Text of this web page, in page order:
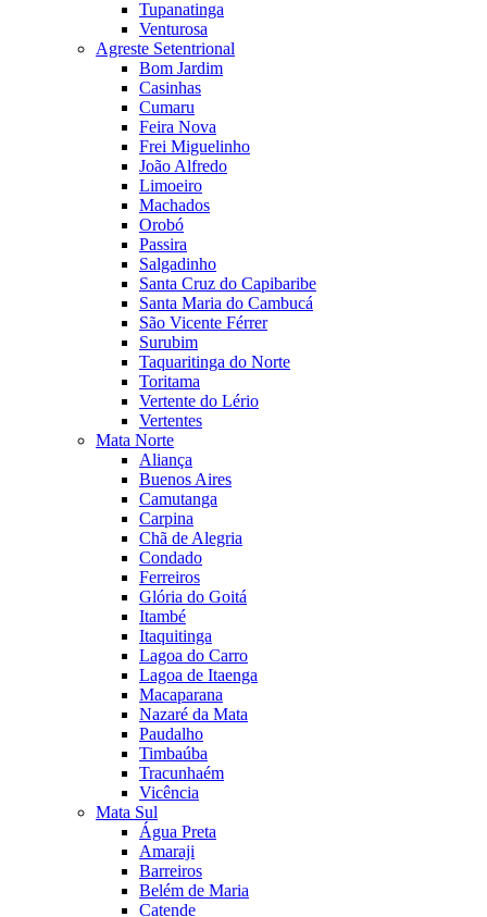
Tupanatinga
Venturosa
Agreste Setentrional
Bom Jardim
Casinhas
Cumaru
Feira Nova
Frei Miguelinho
João Alfredo
Limoeiro
Machados
Orobó
Passira
Salgadinho
Santa Cruz do Capibaribe
Santa Maria do Cambucá
São Vicente Férrer
Surubim
Taquaritinga do Norte
Toritama
Vertente do Lério
Vertentes
Mata Norte
Aliança
Buenos Aires
Camutanga
Carpina
Chã de Alegria
Condado
Ferreiros
Glória do Goitá
Itambé
Itaquitinga
Lagoa do Carro
Lagoa de Itaenga
Macaparana
Nazaré da Mata
Paudalho
Timbaúba
Tracunhaém
Vicência
Mata Sul
Água Preta
Amaraji
Barreiros
Belém de Maria
Catende